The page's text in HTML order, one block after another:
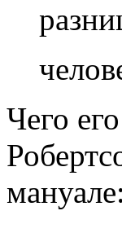
Чего
мануале: